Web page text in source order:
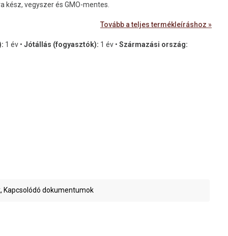
vegyszer és GMO-mentes.
Tovább a teljes termékleíráshoz »
1 év • Jótállás (fogyasztók): 1 év • Származási ország:
Kapcsolódó dokumentumok